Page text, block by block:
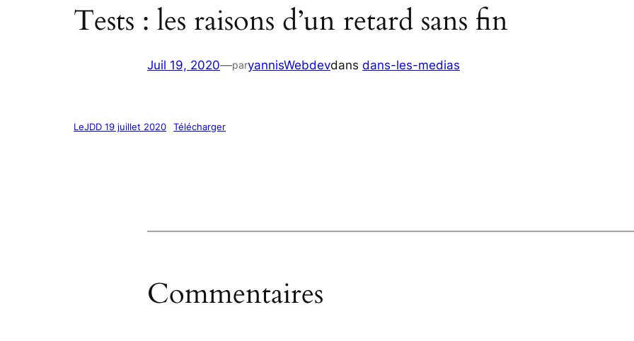
Tests : les raisons d’un retard sans fin
Juil 19, 2020—paryannisWebdevdans dans-les-medias
LeJDD 19 juillet 2020 Télécharger
Commentaires